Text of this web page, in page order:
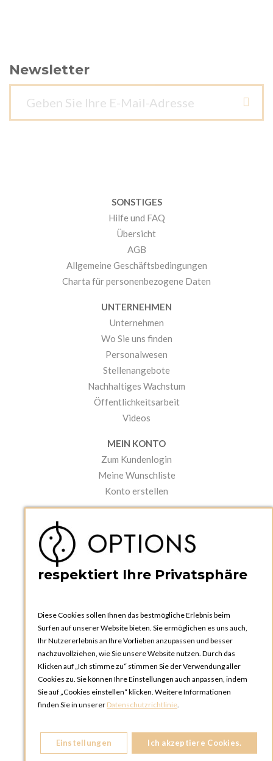
Newsletter
SONSTIGES
Hilfe und FAQ
Übersicht
AGB
Allgemeine Geschäftsbedingungen
Charta für personenbezogene Daten
UNTERNEHMEN
Unternehmen
Wo Sie uns finden
Personalwesen
Stellenangebote
Nachhaltiges Wachstum
Öffentlichkeitsarbeit
Videos
MEIN KONTO
Zum Kundenlogin
Meine Wunschliste
Konto erstellen
Kataloge und Bestellschein
Bedienungsanleitungen
OPTIONS ZÜRICH
Steinackerstrasse 55,
8302 Kloten
SCHWEIZ
OPTIONS GENF
respektiert Ihre Privatsphäre
Diese Cookies sollen Ihnen das bestmögliche Erlebnis beim
Surfen auf unserer Website bieten. Sie ermöglichen es uns auch,
Ihr Nutzererlebnis an Ihre Vorlieben anzupassen und besser
nachzuvollziehen, wie Sie unsere Website nutzen. Durch das
Klicken auf „Ich stimme zu“ stimmen Sie der Verwendung aller
Cookies zu. Sie können Ihre Einstellungen auch anpassen, indem
Sie auf „Cookies einstellen“ klicken. Weitere Informationen
finden Sie in unserer Datenschutzrichtlinie.
Einstellungen Ich akzeptiere Cookies.